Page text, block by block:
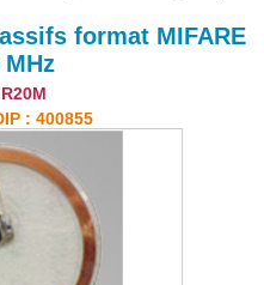
format MIFARE
MHz
: 400855